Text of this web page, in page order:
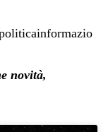
novità,